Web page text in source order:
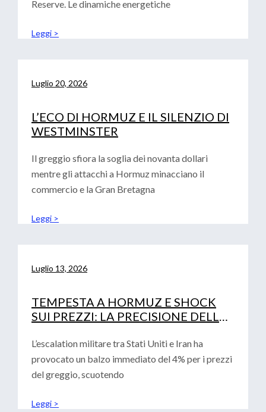
Reserve. Le dinamiche energetiche
Leggi >
Luglio 20, 2026
L’ECO DI HORMUZ E IL SILENZIO DI
WESTMINSTER
Il greggio sfiora la soglia dei novanta dollari
mentre gli attacchi a Hormuz minacciano il
commercio e la Gran Bretagna
Leggi >
Luglio 13, 2026
TEMPESTA A HORMUZ E SHOCK
SUI PREZZI: LA PRECISIONE DELLE
FINANZIARIA AZIENDALE
L’escalation militare tra Stati Uniti e Iran ha
provocato un balzo immediato del 4% per i prezzi
del greggio, scuotendo
Leggi >